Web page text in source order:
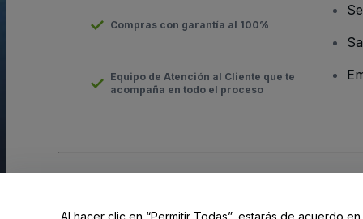
Compras con garantía al 100%
Equipo de Atención al Cliente que te
acompaña en todo el proceso
Al hacer clic en “Permitir Todas”, estarás de acuerdo